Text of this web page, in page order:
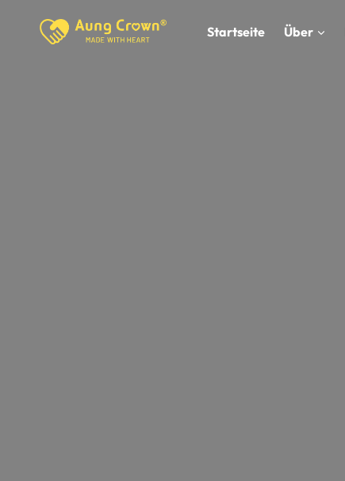
Startseite Über